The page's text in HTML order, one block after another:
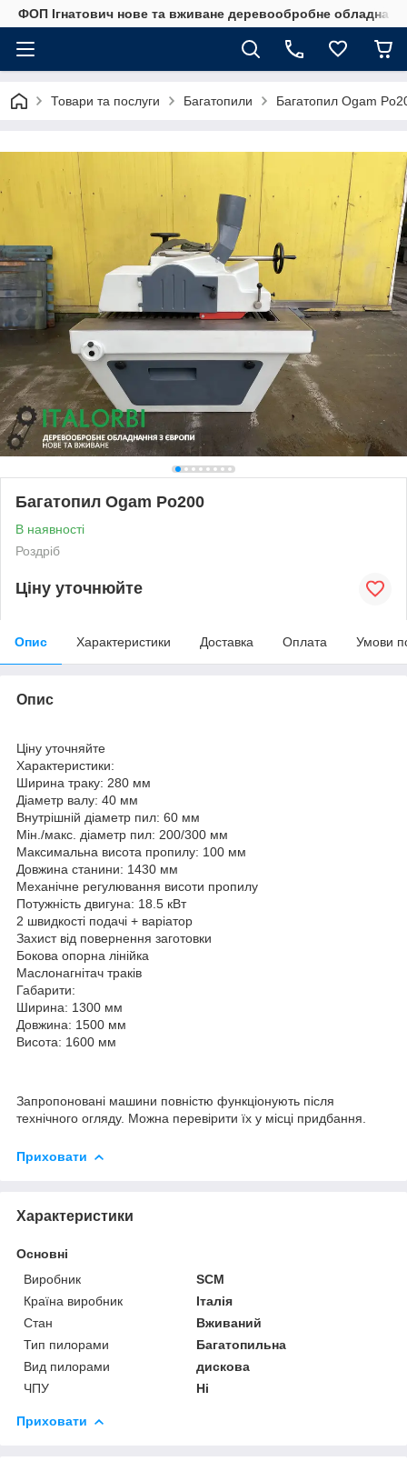
ФОП Ігнатович нове та вживане деревообробне
Товари та послуги Багатопили Багатопил Ogam
Багатопил Ogam Po200
В наявності
Роздріб
Ціну уточнюйте
Опис Характеристики Доставка Оплата Умови
Опис
Ціну уточняйте
Характеристики:
Ширина траку: 280 мм
Діаметр валу: 40 мм
Внутрішній діаметр пил: 60 мм
Мін./макс. діаметр пил: 200/300 мм
Максимальна висота пропилу: 100 мм
Довжина станини: 1430 мм
Механічне регулювання висоти пропилу
Потужність двигуна: 18.5 кВт
2 швидкості подачі + варіатор
Захист від повернення заготовки
Бокова опорна лінійка
Маслонагнітач траків
Габарити:
Ширина: 1300 мм
Довжина: 1500 мм
Висота: 1600 мм
Запропоновані машини повністю функціонують після
технічного огляду. Можна перевірити їх у місці придбання.
Приховати
Характеристики
Основні
Виробник
SCM
Країна виробник
Італія
Стан
Вживаний
Тип пилорами
Багатопильна
Вид пилорами
дискова
ЧПУ
Ні
Приховати